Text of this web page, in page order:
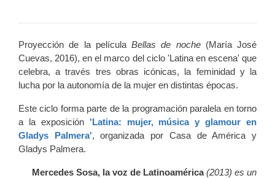
Proyección de la películaBellas de noche(María José
Cuevas, 2016), en el marco del ciclo 'Latina en escena' que
celebra, a través tres obras icónicas, la feminidad y la
lucha por la autonomía de la mujer en distintas épocas.
Este ciclo forma parte de la programación paralela en torno
a la exposición 'Latina: mujer, música y glamour en
Gladys Palmera', organizada por Casa de América y
Gladys Palmera.
Mercedes Sosa, la voz de Latinoamérica(2013) es un